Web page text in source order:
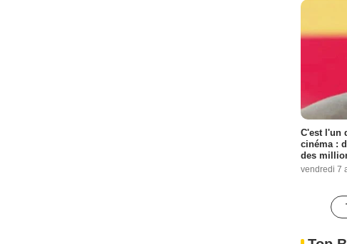
C'est l'un
cinéma :
des
vendredi 7